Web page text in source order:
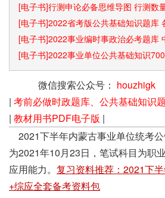
[电子书]行测申论必备思维导图 行测数
识点和速算技巧
[电子书]2022省考版公共基础知识题库
[电子书]2022事业编时事政治必考题库
库已更新
[电子书]2022事业单位公共基础知识
覆盖
微信搜索公众号： houzhigk
| 考前必做时政题库、公共基础知识
| 教材用书PDF电子版 |
2021下半年内蒙古事业单位统考
为2021年10月23日，笔试科目为职
应用能力。 复习资料推荐：2021下
+综应全套备考资料包